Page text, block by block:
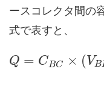
ースコレクタ間の
式で表すと、
Q = CBC × (VB